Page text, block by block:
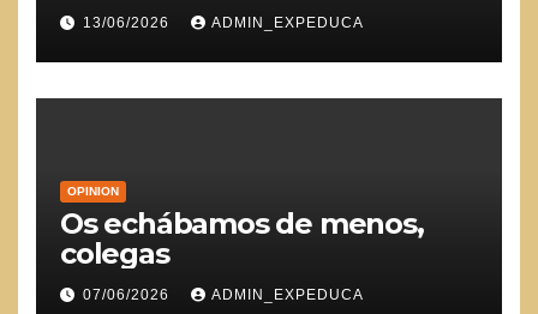
13/06/2026 ADMIN_EXPEDUCA
OPINION
Os echábamos de menos,
colegas
07/06/2026 ADMIN_EXPEDUCA